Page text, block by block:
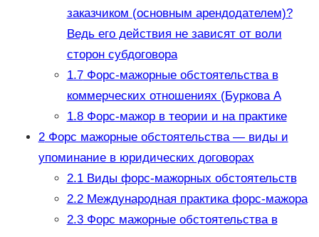
заказчиком (основным арендодателем)?
Ведь его действия не зависят от воли
сторон субдоговора
1.7Форс-мажорные обстоятельства в
коммерческих отношениях (Буркова А
1.8Форс-мажор в теории и на практике
2Форс мажорные обстоятельства — виды и
упоминание в юридических договорах
2.1Виды форс-мажорных обстоятельств
2.2Международная практика форс-мажора
2.3Форс мажорные обстоятельства в